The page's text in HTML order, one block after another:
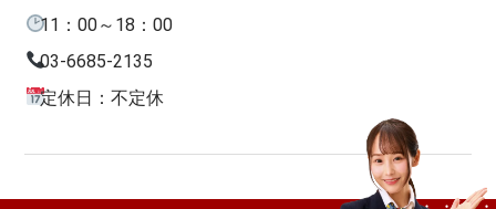
11：00～18：00
03-6685-2135
定休日：不定休